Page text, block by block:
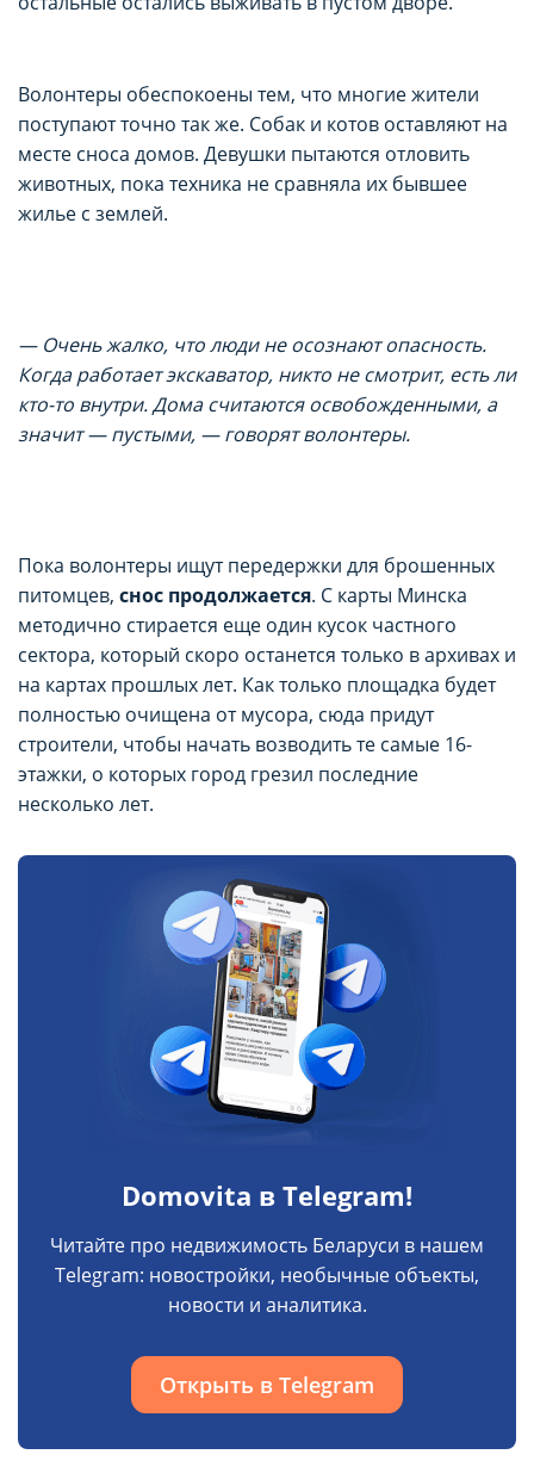
Волонтеры обеспокоены тем, что многие жители
поступают точно так же. Собак и котов оставляют на
месте сноса домов. Девушки пытаются отловить
животных, пока техника не сравняла их бывшее
жилье с землей.
— Очень жалко, что люди не осознают опасность.
Когда работает экскаватор, никто не смотрит, есть ли
кто-то внутри. Дома считаются освобожденными, а
значит — пустыми, — говорят волонтеры.
Пока волонтеры ищут передержки для брошенных
питомцев, снос продолжается. С карты Минска
методично стирается еще один кусок частного
сектора, который скоро останется только в архивах и
на картах прошлых лет. Как только площадка будет
полностью очищена от мусора, сюда придут
строители, чтобы начать возводить те самые 16-
этажки, о которых город грезил последние
несколько лет.
Domovita в Telegram!
Читайте про недвижимость Беларуси в нашем
Telegram: новостройки, необычные объекты,
новости и аналитика.
Открыть в Telegram